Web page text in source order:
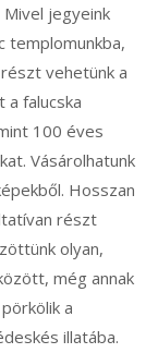
jegyeink
templomunkba,
vehetünk a
a falucska
100 éves
Vásárolhatunk
Hosszan
részt
olyan,
még annak
a
illatába.